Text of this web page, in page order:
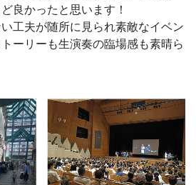
良かったと思います！
工夫が随所に見られ素敵なイベン
ーリーも生演奏の臨場感も素晴ら